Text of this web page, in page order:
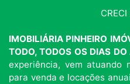
CRECI
IMOBILIÁRIA PINHEIRO
TODO, TODOS OS DIAS DO
experiência, vem atuando
para venda e locações